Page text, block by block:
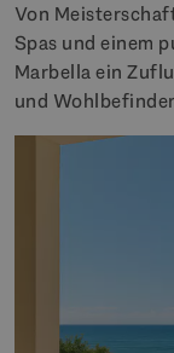
Von
Spas und einem
Marbella ein
und